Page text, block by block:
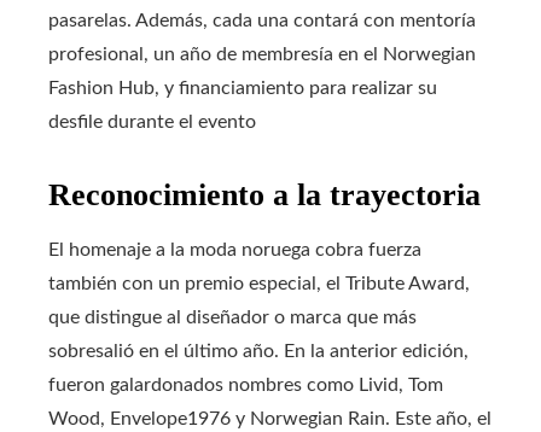
pasarelas. Además, cada una contará con mentoría
profesional, un año de membresía en el Norwegian
Fashion Hub, y financiamiento para realizar su
desfile durante el evento
Reconocimiento a la trayectoria
El homenaje a la moda noruega cobra fuerza
también con un premio especial, el Tribute Award,
que distingue al diseñador o marca que más
sobresalió en el último año. En la anterior edición,
fueron galardonados nombres como Livid, Tom
Wood, Envelope1976 y Norwegian Rain. Este año, el